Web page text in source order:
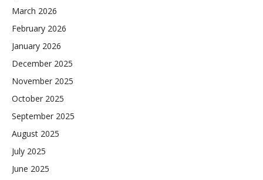
March 2026
February 2026
January 2026
December 2025
November 2025
October 2025
September 2025
August 2025
July 2025
June 2025